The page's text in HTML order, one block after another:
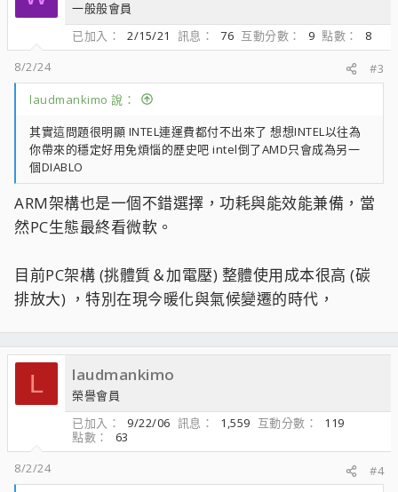
一般般會員
已加入
2/15/21 訊息 76 互動分數 9 點數
8
8/2/24
#3
laudmankimo 說：
其實這問題很明顯 INTEL連運費都付不出來了 想想INTEL以往為
你帶來的穩定好用免煩惱的歷史吧 intel倒了AMD只會成為另一
個DIABLO
ARM架構也是一個不錯選擇，功耗與能效能兼備，當
然PC生態最終看微軟。
目前PC架構 (挑體質＆加電壓) 整體使用成本很高 (碳
排放大) ，特別在現今暖化與氣候變遷的時代，
L laudmankimo
榮譽會員
已加入
9/22/06 訊息 1,559 互動分數
119
點數
63
8/2/24
#4